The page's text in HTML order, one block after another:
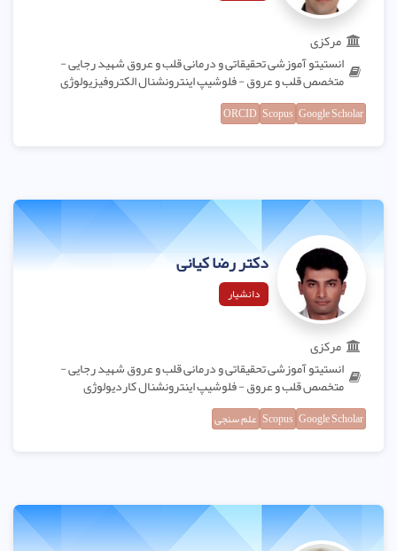
مرکزی
انستیتو آموزشی تحقیقاتی و درمانی قلب و عروق شهید رجایی -
متخصص قلب و عروق - فلوشیپ اینترونشنال الکتروفیزیولوژی
Google Scholar
Scopus
ORCID
دکتر رضا کیانی
دانشیار
مرکزی
انستیتو آموزشی تحقیقاتی و درمانی قلب و عروق شهید رجایی -
متخصص قلب و عروق - فلوشیپ اینترونشنال کاردیولوژی
Google Scholar
Scopus علم سنجی